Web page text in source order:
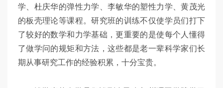
学、杜庆华的弹性力学、李敏华的塑性力学、黄茂光
的板壳理论等课程。研究班的训练不仅使学员们打下
了较好的数学和力学基础，更重要的是使每个人懂得
了做学问的规矩和方法，这些都是老一辈科学家们长
期从事研究工作的经验积累，十分宝贵。